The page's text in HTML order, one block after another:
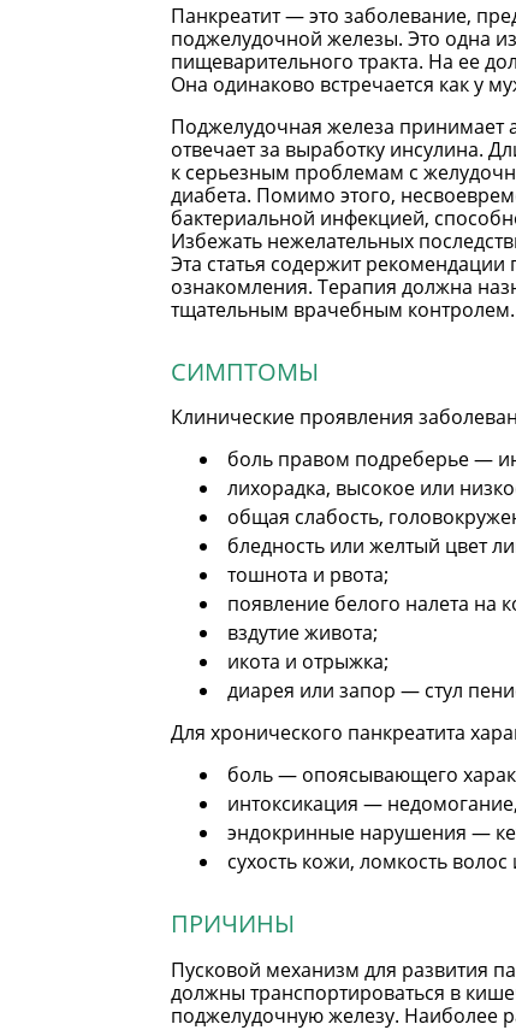
Панкреатит — это заболевание,
поджелудочной железы. Это одна
пищеварительного тракта. На ее
Она одинаково встречается как у
Поджелудочная железа принимает
отвечает за выработку инсулина.
к серьезным проблемам с
диабета. Помимо этого,
бактериальной инфекцией,
Избежать нежелательных
Эта статья содержит
ознакомления. Терапия должна
тщательным врачебным контролем.
СИМПТОМЫ
Клинические проявления
боль правом подреберье —
лихорадка, высокое или
общая слабость,
бледность или желтый цвет
тошнота и рвота;
появление белого налета на
вздутие живота;
икота и отрыжка;
диарея или запор — стул
Для хронического панкреатита
боль — опоясывающего
интоксикация —
эндокринные нарушения —
сухость кожи, ломкость волос
ПРИЧИНЫ
Пусковой механизм для развития
должны транспортироваться в
поджелудочную железу. Наиболее